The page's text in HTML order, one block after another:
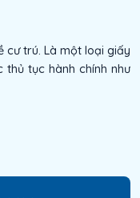
cư trú. Là một loại giấy
tục hành chính như